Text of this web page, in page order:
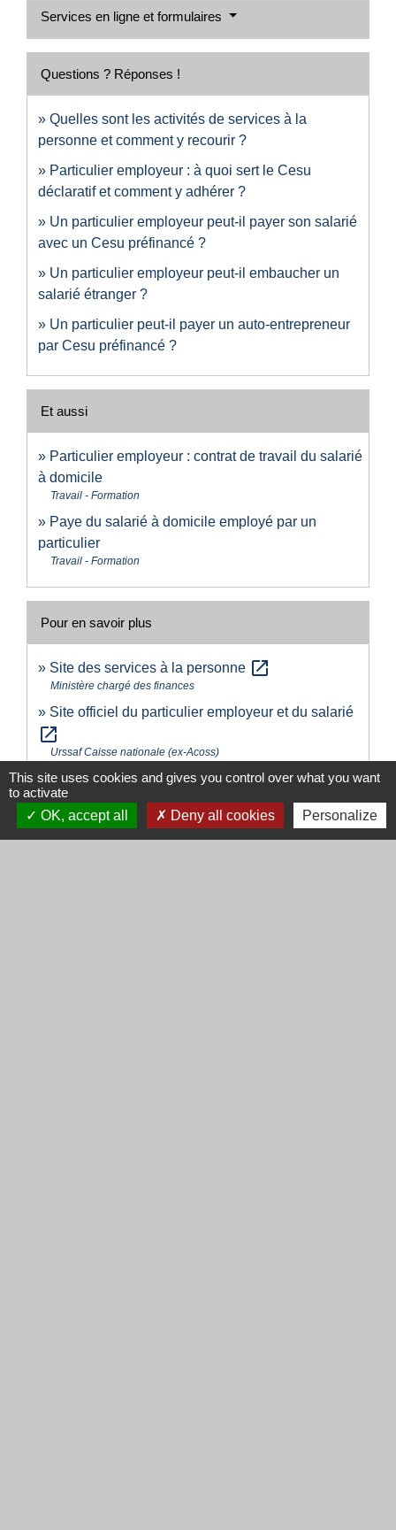
Services en ligne et formulaires
Questions ? Réponses !
Quelles sont les activités de services à la
personne et comment y recourir ?
Particulier employeur : à quoi sert le Cesu
déclaratif et comment y adhérer ?
Un particulier employeur peut-il payer son salarié
avec un Cesu préfinancé ?
Un particulier employeur peut-il embaucher un
salarié étranger ?
Un particulier peut-il payer un auto-entrepreneur
par Cesu préfinancé ?
Et aussi
Particulier employeur : contrat de travail du salarié
à domicile
Travail - Formation
Paye du salarié à domicile employé par un
particulier
Travail - Formation
Pour en savoir plus
Site des services à la personne open_in_new
Ministère chargé des finances
Site officiel du particulier employeur et du salarié
open_in_new
Urssaf Caisse nationale (ex-Acoss)
Urssaf service Pajemploiopen_in_new
Urssaf Caisse nationale (ex-Acoss)
This site uses cookies and gives you control over what you want
to activate
OK, accept all
Deny all cookies Personalize